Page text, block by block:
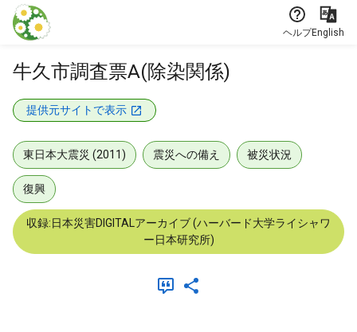
本文に飛ぶ
ヘルプEnglish
牛久市調査票A(除染関係)
提供元サイトで表示
東日本大震災 (2011) 震災への備え 被災状況
復興
収録:日本災害DIGITALアーカイブ (ハーバード大学ライシャワ
ー日本研究所)